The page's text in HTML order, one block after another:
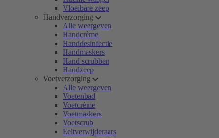
Vloeibare zeep
Handverzorging
Alle weergeven
Handcrème
Handdesinfectie
Handmaskers
Hand scrubben
Handzeep
Voetverzorging
Alle weergeven
Voetenbad
Voetcrème
Voetmaskers
Voetscrub
Eeltverwijderaars